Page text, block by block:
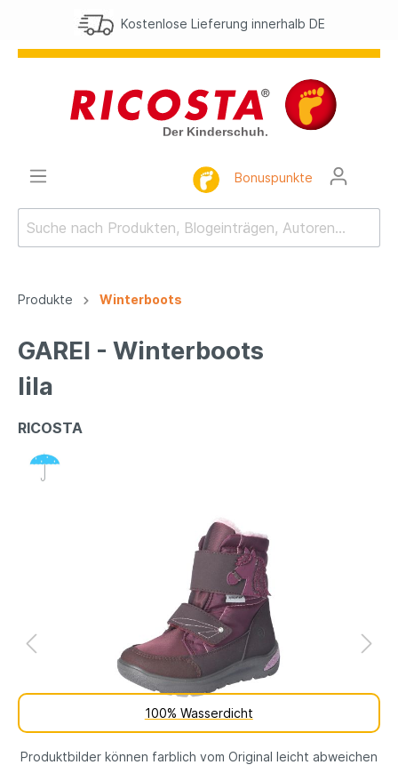
Lieferung innerhalb DE
Bonuspunkte
Produkte Winterboots
GAREI - Winterboots
lila
RICOSTA
100% Wasserdicht
Produktbilder können farblich vom Original leicht abweichen